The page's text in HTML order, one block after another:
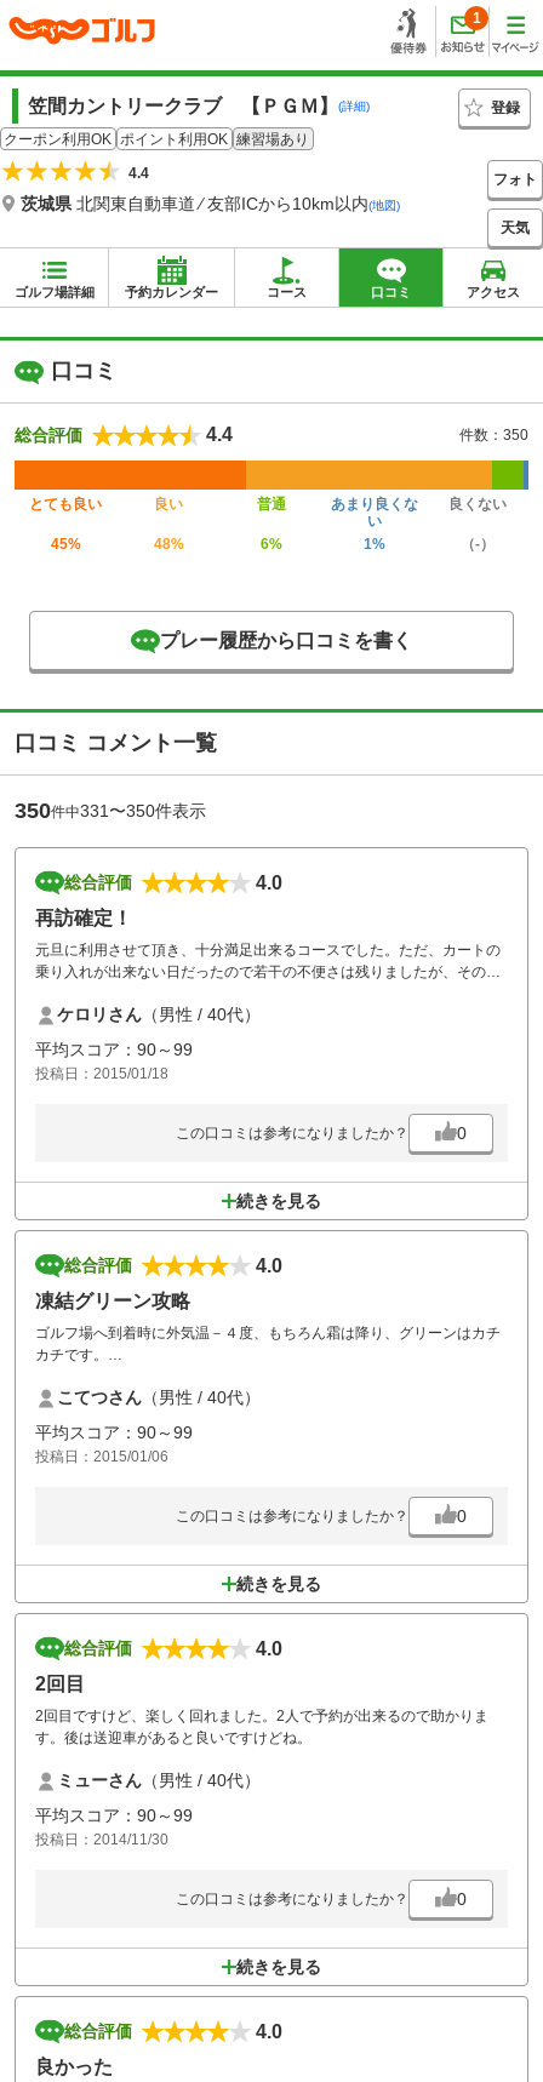
1
笠間カントリークラブ 【ＰＧＭ】 (詳細)
登録
クーポン利用OK ポイント利用OK 練習場あり
4.4
茨城県 北関東自動車道 ⁄ 友部ICから10km以内(地図)
フォト
天気
ゴルフ場詳細 予約カレンダー コース 口コミ アクセス
口コミ
総合評価 4.4 件数：350
とても良い 良い 普通
あまり良くな
い
良くない
45% 48% 6% 1% （-）
プレー履歴から口コミを書く
口コミ コメント一覧
350件中331〜350件表示
総合評価
4.0
再訪確定！
元旦に利用させて頂き、十分満足出来るコースでした。ただ、カートの
乗り入れが出来ない日だったので若干の不便さは残りましたが、その点
ケロリさん （男性 / 40代）
平均スコア：90～99
投稿日：2015/01/18
この口コミは参考になりましたか？ 0
続きを見る
総合評価
4.0
凍結グリーン攻略
ゴルフ場へ到着時に外気温－４度、もちろん霜は降り、グリーンはカチ
カチです。
も、シートのかかっていた部分は霜は無いのですが、やはり凍結してま
した。
なのでグリーンに直接では止まらない、手前から攻めるにしても大事故
になる凍結バンカーが口を開けている、オーバーした返しをアプローチ
ショートコースには「後続に打たせて」のような注意分を掲示していま
すが、前後の組は打たせて無かったです。
もうちょい進行の為に、ポイントにキャディさんを立たせて貰っても良
いのかな、マーシャルの姿も見ませんでいた。
でも、総合的には楽しいゴルフでした、ありがとうございました。
こてつさん （男性 / 40代）
平均スコア：90～99
投稿日：2015/01/06
この口コミは参考になりましたか？ 0
続きを見る
総合評価
4.0
2回目
2回目ですけど、楽しく回れました。2人で予約が出来るので助かりま
す。後は送迎車があると良いですけどね。
ミューさん （男性 / 40代）
平均スコア：90～99
投稿日：2014/11/30
この口コミは参考になりましたか？ 0
続きを見る
総合評価
4.0
良かった